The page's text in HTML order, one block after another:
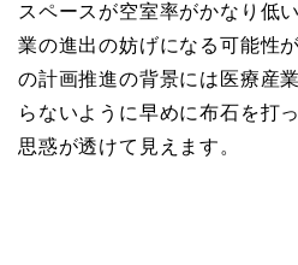
スペースが空室率がかなり低
業の進出の妨げになる可能性
の計画推進の背景には医療産
らないように早めに布石を打
思惑が透けて見えます。